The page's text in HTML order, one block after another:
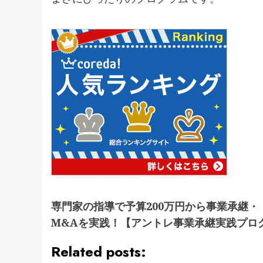
専門家の指導で予算200万円から事業承継・
M&Aを実践！【アントレ事業承継実践プロ
Related posts: